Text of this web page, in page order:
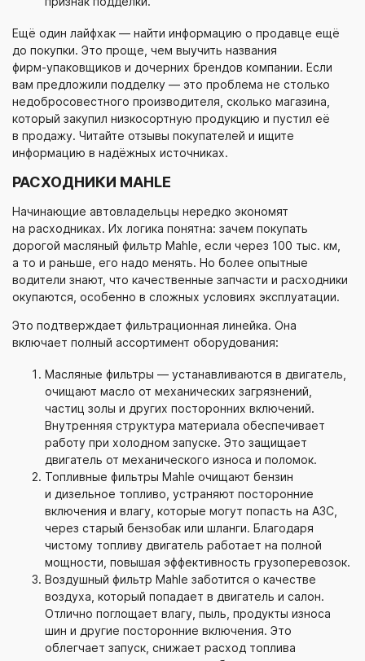
Ещё один лайфхак — найти информацию о продавце ещё
до покупки. Это проще, чем выучить названия
фирм-упаковщиков и дочерних брендов компании. Если
вам предложили подделку — это проблема не столько
недобросовестного производителя, сколько магазина,
который закупил низкосортную продукцию и пустил её
в продажу. Читайте отзывы покупателей и ищите
информацию в надёжных источниках.
РАСХОДНИКИ MAHLE
Начинающие автовладельцы нередко экономят
на расходниках. Их логика понятна: зачем покупать
дорогой масляный фильтр Mahle, если через 100 тыс. км,
а то и раньше, его надо менять. Но более опытные
водители знают, что качественные запчасти и расходники
окупаются, особенно в сложных условиях эксплуатации.
Это подтверждает фильтрационная линейка. Она
включает полный ассортимент оборудования:
Масляные фильтры — устанавливаются в двигатель,
очищают масло от механических загрязнений,
частиц золы и других посторонних включений.
Внутренняя структура материала обеспечивает
работу при холодном запуске. Это защищает
двигатель от механического износа и поломок.
Топливные фильтры Mahle очищают бензин
и дизельное топливо, устраняют посторонние
включения и влагу, которые могут попасть на АЗС,
через старый бензобак или шланги. Благодаря
чистому топливу двигатель работает на полной
мощности, повышая эффективность грузоперевозок.
Воздушный фильтр Mahle заботится о качестве
воздуха, который попадает в двигатель и салон.
Отлично поглощает влагу, пыль, продукты износа
шин и другие посторонние включения. Это
облегчает запуск, снижает расход топлива